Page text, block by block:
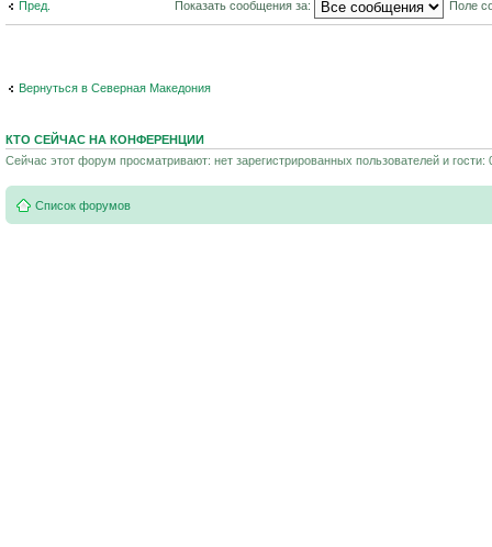
Пред. Показать сообщения за: Поле
Вернуться в Северная Македония
КТО СЕЙЧАС НА КОНФЕРЕНЦИИ
Сейчас этот форум просматривают: нет зарегистрированных пользователей и гости:
Список форумов